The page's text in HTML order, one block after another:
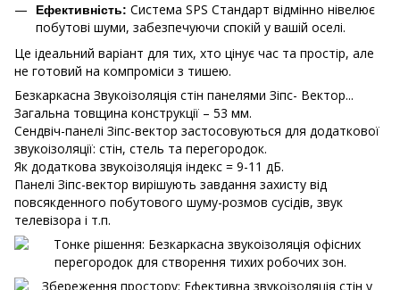
Ефективність: Система SPS Стандарт відмінно нівелює
побутові шуми, забезпечуючи спокій у вашій оселі.
Це ідеальний варіант для тих, хто цінує час та простір, але
не готовий на компроміси з тишею.
Безкаркасна Звукоізоляція стін панелями Зіпс- Вектор...
Загальна товщина конструкції – 53 мм.
Сендвіч-панелі Зіпс-вектор застосовуються для додаткової
звукоізоляції: стін, стель та перегородок.
Як додаткова звукоізоляція індекс = 9-11 дБ.
Панелі Зіпс-вектор вирішують завдання захисту від
повсякденного побутового шуму-розмов сусідів, звук
телевізора і т.п.